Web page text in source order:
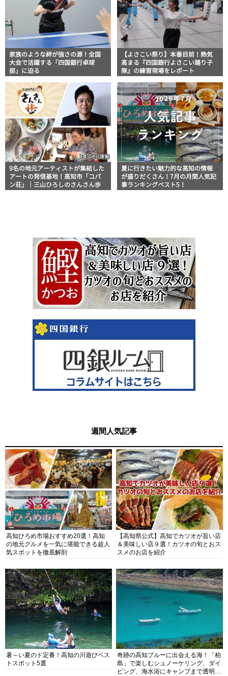
家族のような絆が強さの源！全国
大会で活躍する「四国銀行卓球
部」に迫る
【よさこい祭り】本番目前！熱気
高まる『四国銀行よさこい踊り子
隊』の練習現場をレポート
9名の地元アーティストが集結した
アートの発信基地！高知市「コパ
ン荘」｜三山ひろしのさんさん歩
夏に行きたい魅力的な高知の情報
が盛りだくさん！7月の月間人気記
事ランキングベスト5！
週間人気記事
高知ひろめ市場おすすめ20選！高知
の地元グルメを一気に堪能できる超人
気スポットを徹底解剖
【高知県公式】高知でカツオが旨い店
＆美味しい店９選！カツオの旬とおス
スメのお店を紹介
暑～い夏のド定番！高知の川遊びベス
トスポット5選
奇跡の高知ブルーに出会える海！「柏
島」で楽しむシュノーケリング、ダイ
ビング、海水浴にキャンプまで透明度